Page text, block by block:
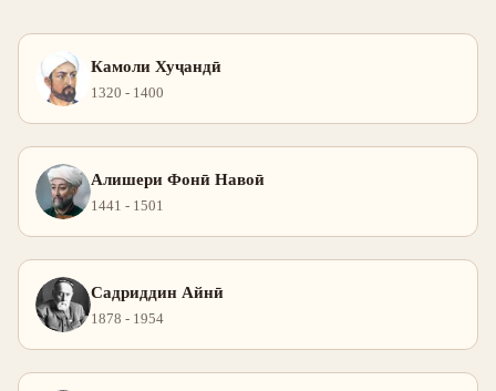
Камоли Хуҷандӣ
1320 - 1400
Алишери Фонӣ Навоӣ
1441 - 1501
Садриддин Айнӣ
1878 - 1954